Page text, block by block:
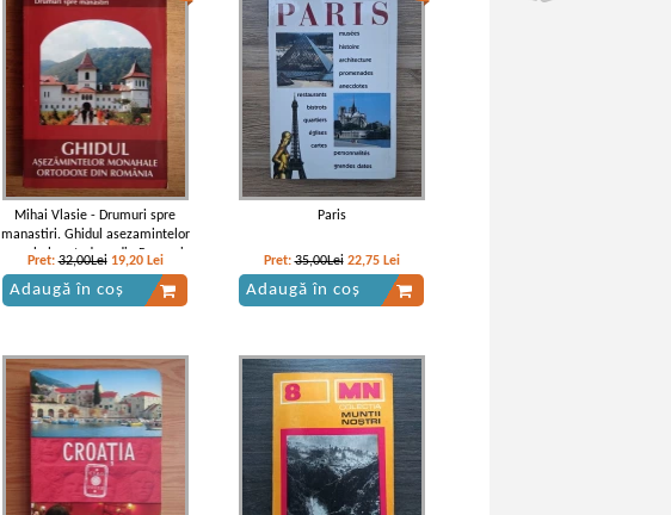
Mihai Vlasie - Drumuri spre
manastiri. Ghidul asezamintelor
monahale ortodoxe din Romania
(contine harta)
Pret:32,00Lei 19,20 Lei
Adaugă în coș
Paris
Pret:35,00Lei 22,75 Lei
Adaugă în coș